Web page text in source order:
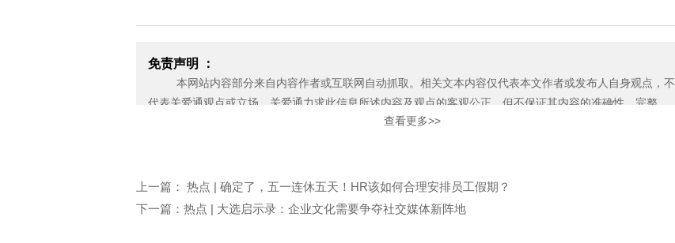
免责声明 ：
本网站内容部分来自内容作者或互联网自动抓取。相关文本内容仅代表本文作者或发布人自身观点，不
代表关爱通观点或立场。关爱通力求此信息所述内容及观点的客观公正，但不保证其内容的准确性、完整
性，也不保证未来内容不会发生变更。 如本网展示内容的作者及编辑认为其作品不宜上网供大家浏览，或不
邮箱：yan.zheng@guanaitong.com
查看更多>>
上一篇： 热点 | 确定了，五一连休五天！HR该如何合理安排员工假期？
下一篇：热点 | 大选启示录：企业文化需要争夺社交媒体新阵地